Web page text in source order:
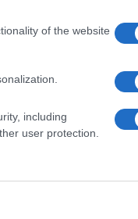
of the website
including
user protection.
ama avere
semplice
Ecco i